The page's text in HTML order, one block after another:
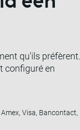
qu'ils préfèrent.
configuré en
Visa, Bancontact,